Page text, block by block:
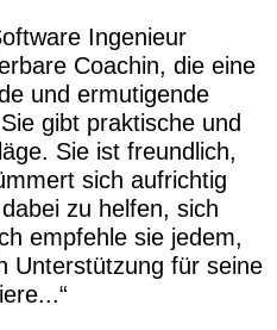
Ingenieur
Coachin, die eine
und ermutigende
gibt praktische und
Sie ist freundlich,
sich aufrichtig
zu helfen, sich
empfehle sie jedem,
Unterstützung für seine